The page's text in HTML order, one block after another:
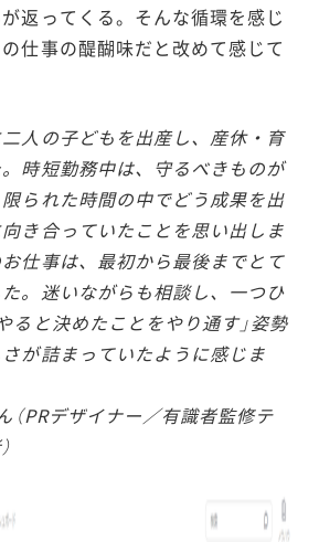
返ってくる。そんな循環を感じ
仕事の醍醐味だと改めて感じて
人の子どもを出産し、産休・育
時短勤務中は、守るべきものが
られた時間の中でどう成果を出
き合っていたことを思い出しま
仕事は、最初から最後までとて
。迷いながらも相談し、一つひ
ると決めたことをやり通す」姿勢
が詰まっていたように感じま
（PRデザイナー／有識者監修テ